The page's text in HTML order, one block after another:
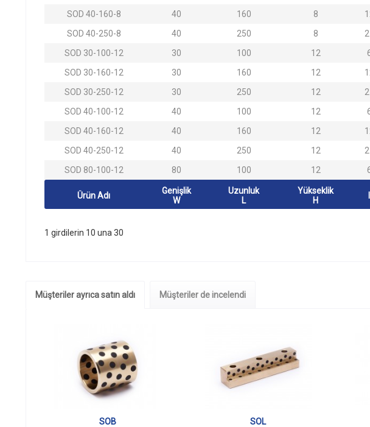
SOD 40-160-8
40 160 8
SOD 40-250-8
40 250 8
SOD 30-100-12
30 100 12
SOD 30-160-12
30 160 12
SOD 30-250-12
30 250 12
SOD 40-100-12
40 100 12
SOD 40-160-12
40 160 12
SOD 40-250-12
40 250 12
SOD 80-100-12
80 100 12
Ürün Adı
Genişlik
W
Uzunluk
L
Yükseklik
H
1 girdilerin 10 una 30
Müşteriler ayrıca satın aldı Müşteriler de incelendi
SOB SOL